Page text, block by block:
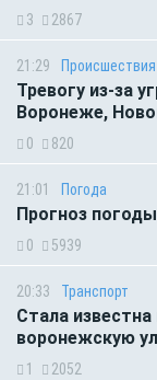
3 2867
21:29 Происшествия
Тревогу из-за
Воронеже,
0 820
21:01 Погода
Прогноз
0 5939
20:33 Транспорт
Стала
воронежскую
1 2052